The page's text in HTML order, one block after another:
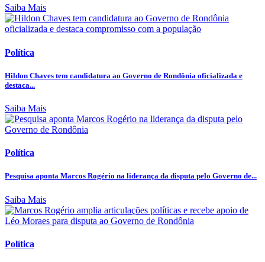
Saiba Mais
Política
Hildon Chaves tem candidatura ao Governo de Rondônia oficializada e
destaca...
Saiba Mais
Política
Pesquisa aponta Marcos Rogério na liderança da disputa pelo Governo de...
Saiba Mais
Política